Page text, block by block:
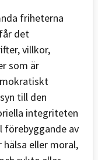
friheterna
det
villkor,
som är
till den
integriteten
förebyggande av
eller moral,